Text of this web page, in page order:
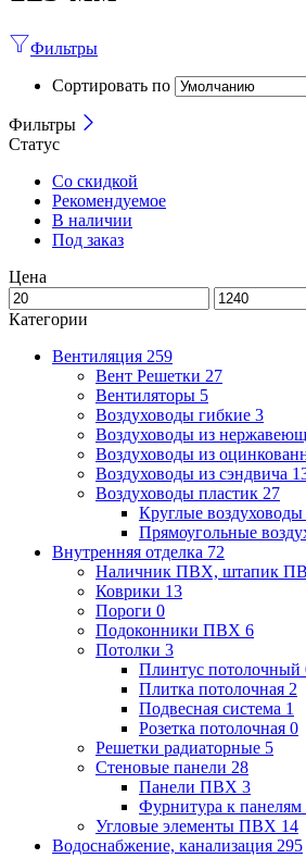
Фильтры
Сортировать по
Фильтры
Статус
Со скидкой
Рекомендуемое
В наличии
Под заказ
Цена
Категории
Вентиляция 259
Вент Решетки 27
Вентиляторы 5
Воздуховоды гибкие 3
Воздуховоды из
Воздуховоды из
Воздуховоды из сэндвича
Воздуховоды пластик 27
Круглые воздуховоды
Прямоугольные
Внутренняя отделка 72
Наличник ПВХ, штапик
Коврики 13
Пороги 0
Подоконники ПВХ 6
Потолки 3
Плинтус потолочный
Плитка потолочная 2
Подвесная система 1
Розетка потолочная 0
Решетки радиаторные 5
Стеновые панели 28
Панели ПВХ 3
Фурнитура к
Угловые элементы ПВХ 14
Водоснабжение, канализация 295